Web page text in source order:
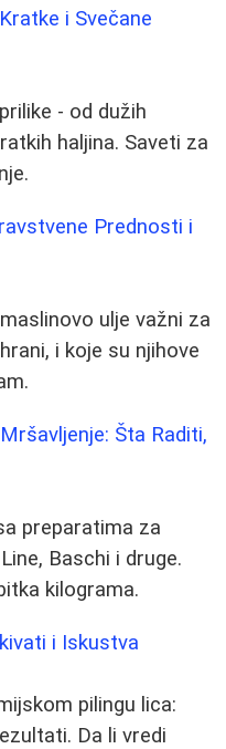
i Svečane
- od dužih
haljina. Saveti za
Prednosti i
ulje važni za
i koje su njihove
Šta Raditi,
preparatima za
Baschi i druge.
kilograma.
i Iskustva
pilingu lica:
Da li vredi